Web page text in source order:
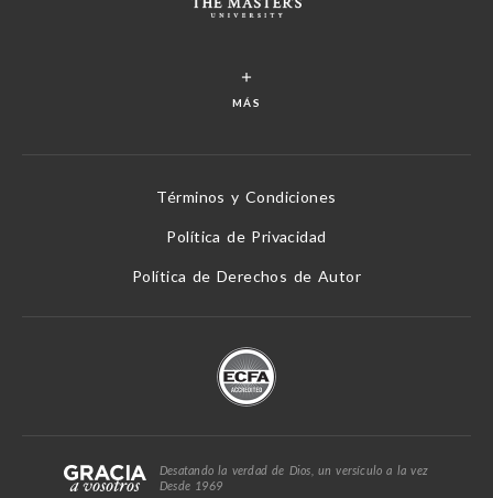
MÁS
Términos y Condiciones
Política de Privacidad
Política de Derechos de Autor
Desatando la verdad de Dios, un versículo a la vez
Desde 1969